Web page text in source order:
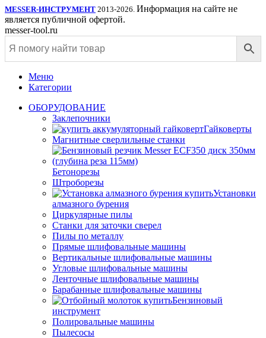
MESSER-ИНСТРУМЕНТ 2013-2026. Информация на сайте не
является публичной офертой.
messer-tool.ru
Меню
Категории
ОБОРУДОВАНИЕ
Заклепочники
Гайковерты
Магнитные сверлильные станки
Бетонорезы
Штроборезы
Установки
алмазного бурения
Циркулярные пилы
Станки для заточки сверел
Пилы по металлу
Прямые шлифовальные машины
Вертикальные шлифовальные машины
Угловые шлифовальные машины
Ленточные шлифовальные машины
Барабанные шлифовальные машины
Бензиновый
инструмент
Полировальные машины
Пылесосы